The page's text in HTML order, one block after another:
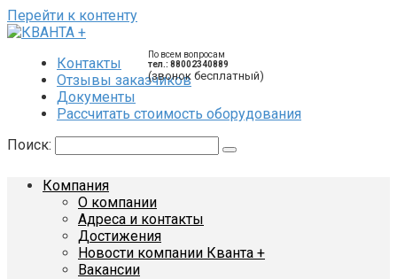
Перейти к контенту
По всем вопросам
тел.: 88002340889
(звонок бесплатный)
Контакты
Отзывы заказчиков
Документы
Рассчитать стоимость оборудования
Поиск:
Компания
О компании
Адреса и контакты
Достижения
Новости компании Кванта +
Вакансии